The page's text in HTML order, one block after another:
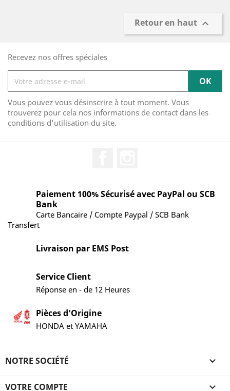
Retour en haut 
Recevez nos offres spéciales
Vous pouvez vous désinscrire à tout moment. Vous
trouverez pour cela nos informations de contact dans les
conditions d'utilisation du site.
Paiement 100% Sécurisé avec PayPal ou SCB
Bank
Carte Bancaire / Compte Paypal / SCB Bank
Transfert
Livraison par EMS Post
Service Client
Réponse en - de 12 Heures
Pièces d'Origine
HONDA et YAMAHA
NOTRE SOCIÉTÉ 
VOTRE COMPTE 